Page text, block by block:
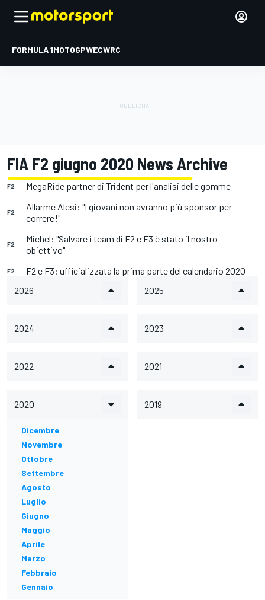
FORMULA 1MOTOGPWECWRC
FIA F2 giugno 2020 News Archive
F2 MegaRide partner di Trident per l'analisi delle gomme
F2
Allarme Alesi: "I giovani non avranno più sponsor per
correre!"
F2
Michel: "Salvare i team di F2 e F3 è stato il nostro
obiettivo"
F2
F2 e F3: ufficializzata la prima parte del calendario 2020
2026
2025
2024 2023
2022 2021
2020
Dicembre
Novembre
Ottobre
Settembre
Agosto
Luglio
Giugno
Maggio
Aprile
Marzo
Febbraio
Gennaio
2019